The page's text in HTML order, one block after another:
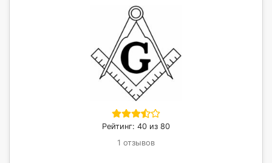
Рейтинг: 40 из 80
1 отзывов